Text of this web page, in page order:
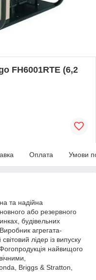
FH6001RTE (6,2
Оплата Умови
та надійна
або резервного
будівельних
агрегата-
лідер із випуску
найвищого
Briggs & Stratton,